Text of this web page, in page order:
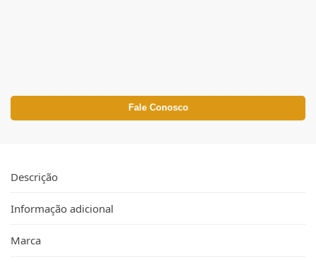
Fale Conosco
Descrição
Informação adicional
Marca